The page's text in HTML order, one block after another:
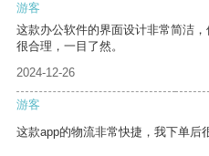
游客
这款办公软件的界面设计非常简洁
很合理，一目了然。
2024-12-26
游客
这款app的物流非常快捷，我下单后